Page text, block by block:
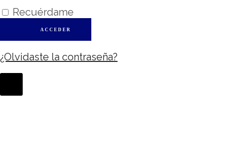
Recuérdame
ACCEDER
¿Olvidaste la contraseña?